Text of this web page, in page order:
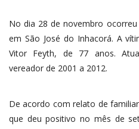
No dia 28 de novembro
em São José do Inhacorá. A
Vitor Feyth, de 77 anos.
vereador de 2001 a 2012.
De acordo com relato de
que deu positivo no mês de